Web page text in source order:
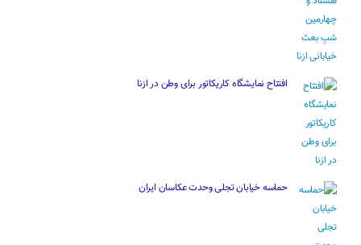
افتتاح نمایشگاه کاریکاتور برای وطن در ازنا
حماسه خیابان تجلی وحدت عکاسان ایران